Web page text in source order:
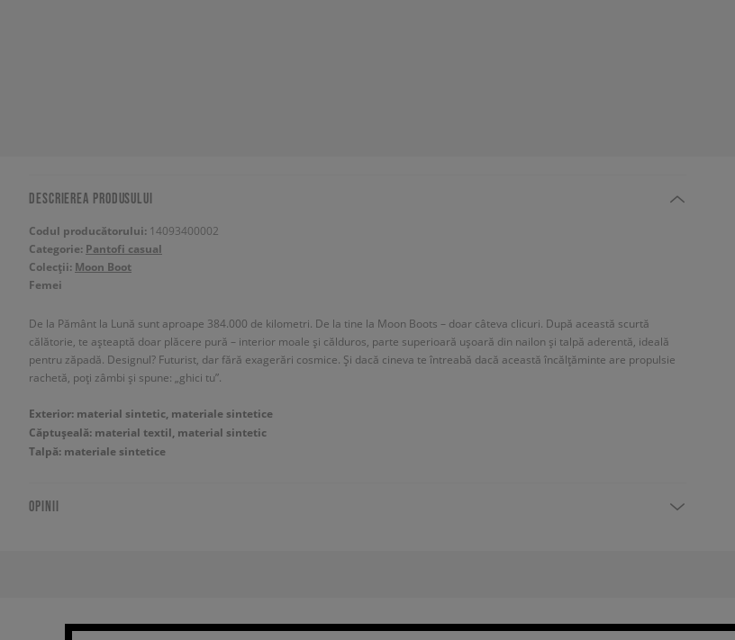
DESCRIEREA PRODUSULUI
Codul producătorului: 14093400002
Categorie: Pantofi casual
Colecții: Moon Boot
Femei
De la Pământ la Lună sunt aproape 384.000 de kilometri. De la tine la Moon Boots – doar câteva clicuri. După această scurtă
călătorie, te așteaptă doar plăcere pură – interior moale și călduros, parte superioară ușoară din nailon și talpă aderentă, ideală
pentru zăpadă. Designul? Futurist, dar fără exagerări cosmice. Și dacă cineva te întreabă dacă această încălțăminte are propulsie
rachetă, poți zâmbi și spune: „ghici tu”.
Exterior: material sintetic, materiale sintetice
Căptușeală: material textil, material sintetic
Talpă: materiale sintetice
OPINII